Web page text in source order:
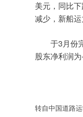
美元，同比下
减少，新船
于3 月份
股东净利润为
转自中国道路